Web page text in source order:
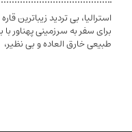
تردید زیباترین قاره جهان
سرزمینی پهناور با بیشترین تنوع
العاده و بی نظیر،